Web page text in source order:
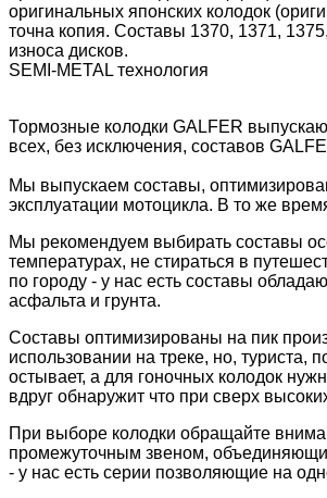
оригинальных японских колодок
точна копия. Составы 1370, 1371,
износа дисков.
SEMI-METAL технология
Тормозные колодки GALFER
всех, без исключения, составов
Мы выпускаем составы,
эксплуатации мотоцикла. В то же
Мы рекомендуем выбирать составы
температурах, не стираться в
по городу - у нас есть составы
асфальта и грунта.
Составы оптимизированы на пик
использовании на треке, но, туриста,
остывает, а для гоночных колодок
вдруг обнаружит что при сверх
При выборе колодки обращайте
промежуточным звеном,
- у нас есть серии позволяющие на